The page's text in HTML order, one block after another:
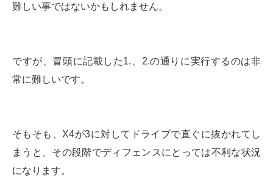
難しい事ではないかもしれません。
ですが、冒頭に記載した1.、2.の通りに実行するのは非
常に難しいです。
そもそも、X4が3に対してドライブで直ぐに抜かれてし
まうと、その段階でディフェンスにとっては不利な状況
になります。